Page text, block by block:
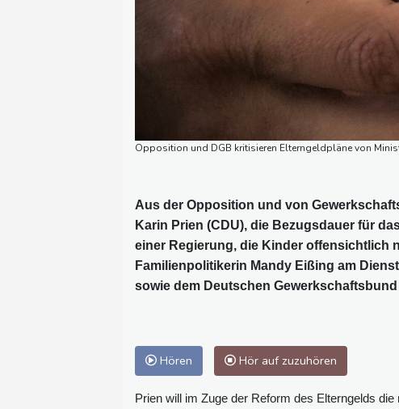
Opposition und DGB kritisieren Elterngeldpläne von
Aus der Opposition und von
Karin Prien (CDU), die Bezugsdauer für
einer Regierung, die Kinder offensichtlich
Familienpolitikerin Mandy Eißing am
sowie dem Deutschen
Hören Hör auf zuzuhören
Prien will im Zuge der Reform des Elterngelds